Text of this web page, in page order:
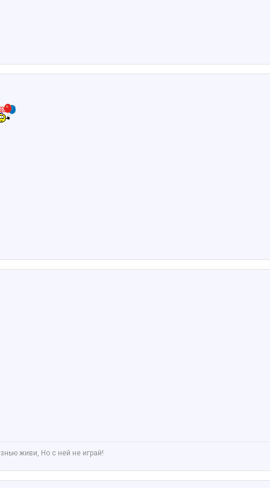
живи, Но с ней не играй!